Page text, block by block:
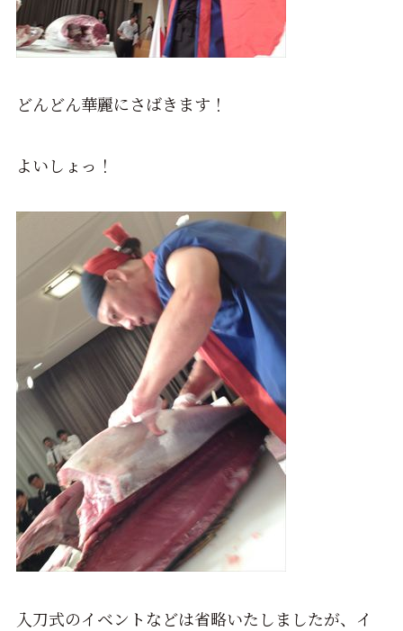
どんどん華麗にさばきます！
よいしょっ！
入刀式のイベントなどは省略いたしましたが、イ